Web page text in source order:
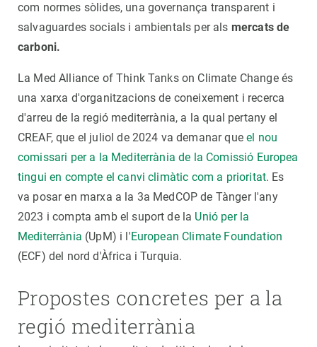
com normes sòlides, una governança transparent i
salvaguardes socials i ambientals per als mercats de
carboni.
La Med Alliance of Think Tanks on Climate Change és
una xarxa d'organitzacions de coneixement i recerca
d'arreu de la regió mediterrània, a la qual pertany el
CREAF, que el juliol de 2024 va demanar queel nou
comissari per a la Mediterrània de la Comissió Europea
tingui en compte el canvi climàtic com a prioritat. Es
va posar en marxa a la 3a MedCOP de Tànger l'any
2023 i compta amb el suport de la Unió per la
Mediterrània (UpM) i l'European Climate Foundation
(ECF) del nord d'Àfrica i Turquia.
Propostes concretes per a la
regió mediterrània